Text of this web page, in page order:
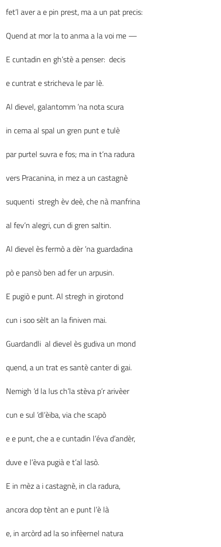
fet’l aver a e pin prest, ma a un pat precis:
Quend at mor la to anma a la voi me —
E cuntadin en gh’stè a penser: decis
e cuntrat e stricheva le par lè.
Al dievel, galantomm ’na nota scura
in cema al spal un gren punt e tulè
par purtel suvra e fos; ma in t’na radura
vers Pracanina, in mez a un castagnè
suquenti stregh èv deè, che nà manfrina
al fev’n alegri, cun di gren saltin.
Al dievel ès fermò a dèr ’na guardadina
pò e pansò ben ad fer un arpusin.
E pugiò e punt. Al stregh in girotond
cun i soo sèlt an la finiven mai.
Guardandli al dievel ès gudiva un mond
quend, a un trat es santè canter di gai.
Nemigh ’d la lus ch’la stèva p’r arivèer
cun e sul ’dl’èiba, via che scapò
e e punt, che a e cuntadin l’éva d’andèr,
duve e l’èva pugià e t’al lasò.
E in mèz a i castagnè, in cla radura,
ancora dop tènt an e punt l’è là
e, in arcòrd ad la so infèernel natura